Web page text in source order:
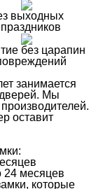
выходных
без царапин
занимается
Мы
оставит
24 месяцев
которые